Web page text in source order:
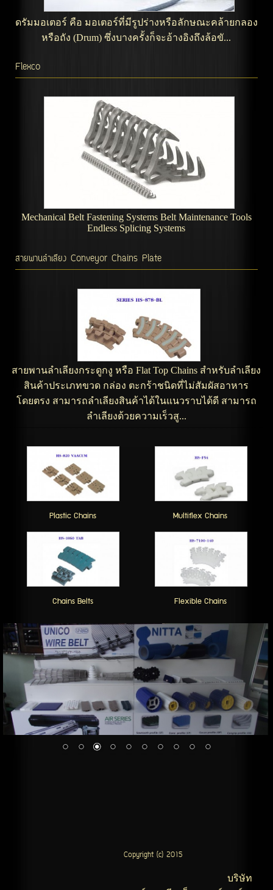
ดรัมมอเตอร์ คือ มอเตอร์ที่มีรูปร่างหรือลักษณะคล้ายกลอง
หรือถัง (Drum) ซึ่งบางครั้งก็จะอ้างอิงถึงล้อขั...
Flexco
Mechanical Belt Fastening Systems Belt Maintenance Tools
Endless Splicing Systems
สายพานลำเลียง Conveyor Chains Plate
สายพานลำเลียงกระดูกงู หรือ Flat Top Chains สำหรับลำเลียง
สินค้าประเภทขวด กล่อง ตะกร้าชนิดที่ไม่สัมผัสอาหาร
โดยตรง สามารถลำเลียงสินค้าได้ในแนวราบได้ดี สามารถ
ลำเลียงด้วยความเร็วสู...
Plastic Chains Multiflex Chains
Chains Belts Flexible Chains
Copyright (c) 2015
บริษัท